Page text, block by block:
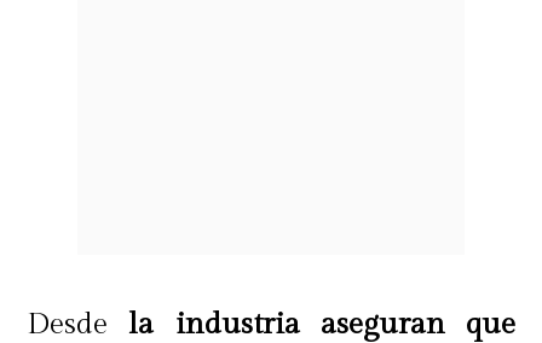
Desdela industria aseguran que